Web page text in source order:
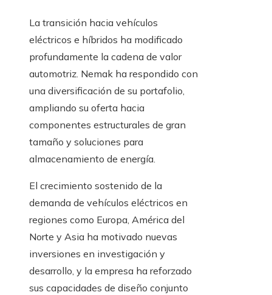
La transición hacia vehículos
eléctricos e híbridos ha modificado
profundamente la cadena de valor
automotriz. Nemak ha respondido con
una diversificación de su portafolio,
ampliando su oferta hacia
componentes estructurales de gran
tamaño y soluciones para
almacenamiento de energía.
El crecimiento sostenido de la
demanda de vehículos eléctricos en
regiones como Europa, América del
Norte y Asia ha motivado nuevas
inversiones en investigación y
desarrollo, y la empresa ha reforzado
sus capacidades de diseño conjunto